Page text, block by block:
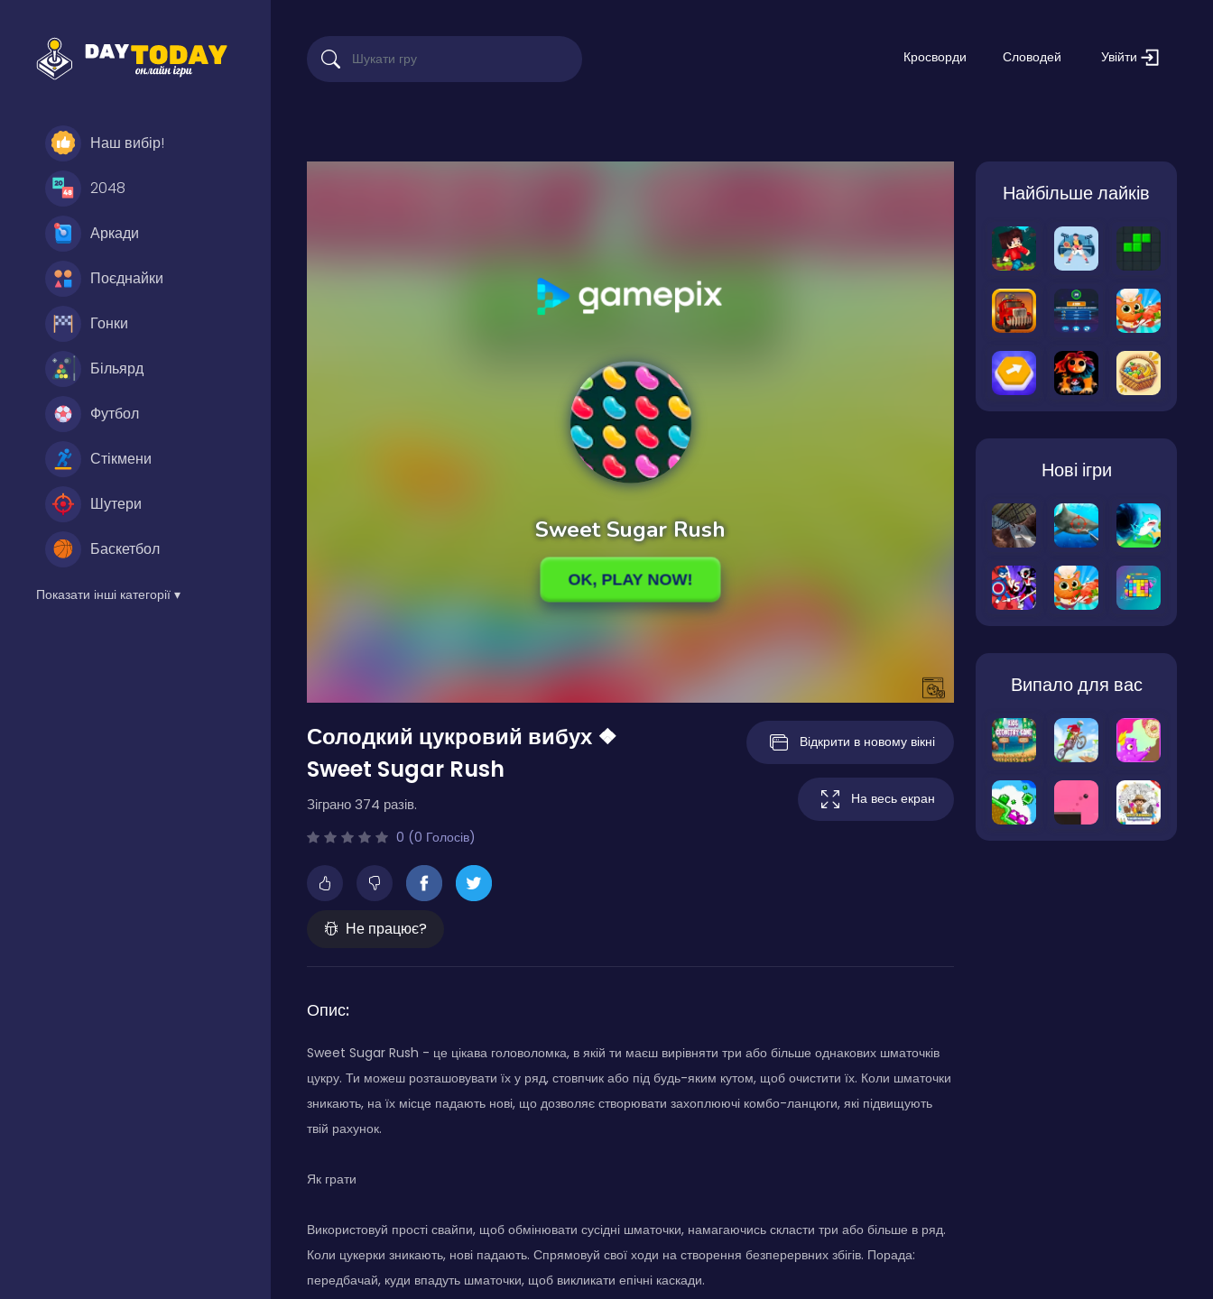
Наш вибір!
2048
Аркади
Поєднайки
Гонки
Більярд
Футбол
Стікмени
Шутери
Баскетбол
Показати інші категорії ▾
Кросворди Словодей Увійти
Солодкий цукровий вибух ❖
Sweet Sugar Rush
Зіграно 374 разів.
0 (0 Голосів)
Не працює?
Відкрити в новому вікні
На весь екран
Опис:
Sweet Sugar Rush - це цікава головоломка, в якій ти маєш вирівняти три або більше однакових шматочків
цукру. Ти можеш розташовувати їх у ряд, стовпчик або під будь-яким кутом, щоб очистити їх. Коли шматочки
зникають, на їх місце падають нові, що дозволяє створювати захоплюючі комбо-ланцюги, які підвищують
твій рахунок.
Як грати
Використовуй прості свайпи, щоб обмінювати сусідні шматочки, намагаючись скласти три або більше в ряд.
Коли цукерки зникають, нові падають. Спрямовуй свої ходи на створення безперервних збігів. Порада:
передбачай, куди впадуть шматочки, щоб викликати епічні каскади.
Найбільше лайків
Нові ігри
Випало для вас